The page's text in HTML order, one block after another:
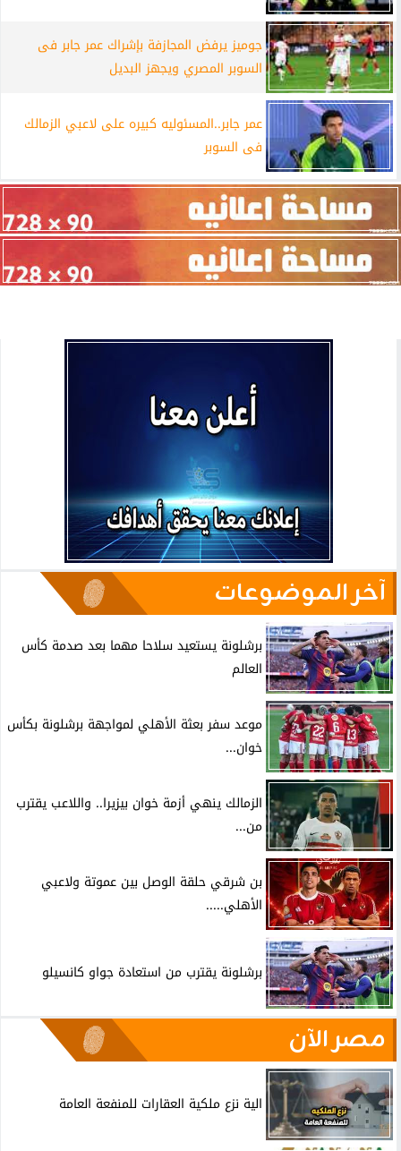
جوميز يرفض المجازفة بإشراك عمر جابر فى
السوبر المصري ويجهز البديل
عمر جابر..المسئوليه كبيره على لاعبي الزمالك
فى السوبر
آخر الموضوعات
برشلونة يستعيد سلاحا مهما بعد صدمة كأس
العالم
موعد سفر بعثة الأهلي لمواجهة برشلونة بكأس
خوان...
الزمالك ينهي أزمة خوان بيزيرا.. واللاعب يقترب
من...
بن شرقي حلقة الوصل بين عموتة ولاعبي
الأهلي.....
برشلونة يقترب من استعادة جواو كانسيلو
مصر الآن
الية نزع ملكية العقارات للمنفعة العامة